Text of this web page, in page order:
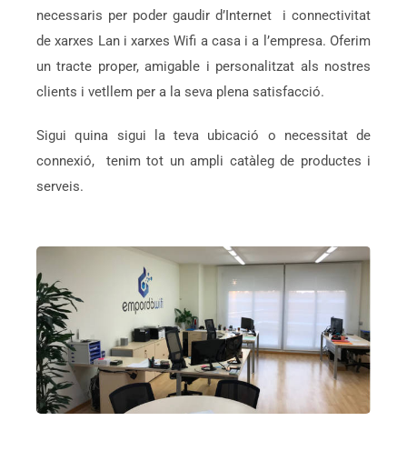
necessaris per poder gaudir d’Internet i connectivitat
de xarxes Lan i xarxes Wifi a casa i a l’empresa. Oferim
un tracte proper, amigable i personalitzat als nostres
clients i vetllem per a la seva plena satisfacció.
Sigui quina sigui la teva ubicació o necessitat de
connexió, tenim tot un ampli catàleg de productes i
serveis.